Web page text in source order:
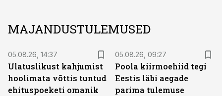
MAJANDUSTULEMUSED
05.08.26, 14:37
Ulatuslikust kahjumist
hoolimata võttis tuntud
ehituspoeketi omanik
05.08.26, 09:27
Poola kiirmoehiid tegi
Eestis läbi aegade
parima tulemuse